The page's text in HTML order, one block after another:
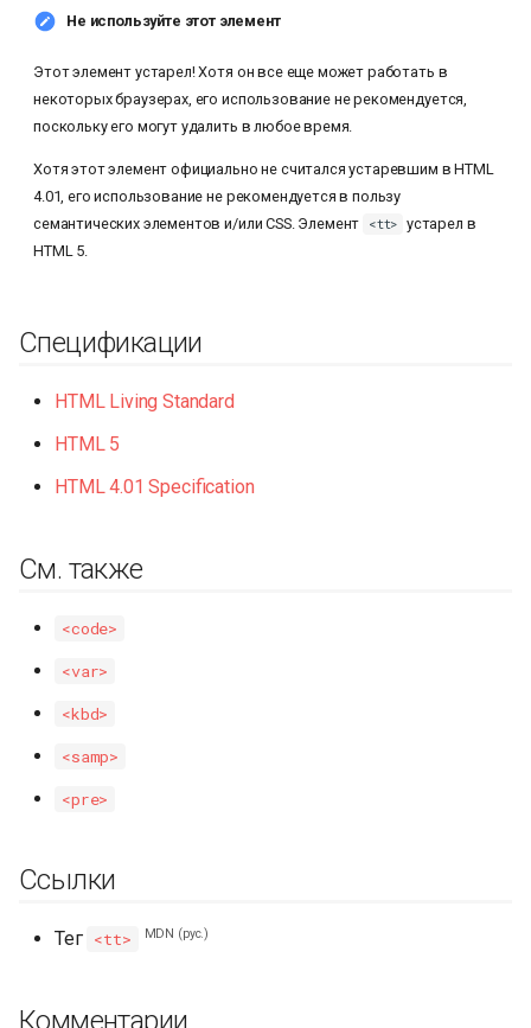
Не используйте этот элемент
Этот элемент устарел! Хотя он все еще может работать в
некоторых браузерах, его использование не рекомендуется,
поскольку его могут удалить в любое время.
Хотя этот элемент официально не считался устаревшим в HTML
4.01, его использование не рекомендуется в пользу
семантических элементов и/или CSS. Элемент
<tt> устарел в
HTML 5.
Спецификации
HTML Living Standard
HTML 5
HTML 4.01 Specification
См. также
<code>
<var>
<kbd>
<samp>
<pre>
Ссылки
Тег <tt> MDN (рус.)
Комментарии